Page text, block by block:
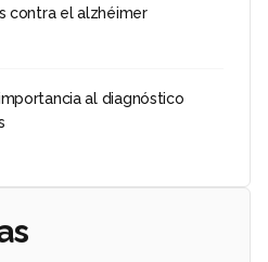
contra el alzhéimer
al diagnóstico